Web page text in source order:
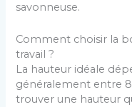
savonneuse.
Comment choisir la
travail ?
La hauteur idéale
généralement entre
trouver une hauteur